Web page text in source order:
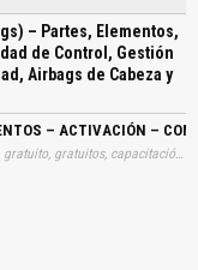
El Airbag Lateral, Asientos
Tipo de Sistemas,
de Control, Sensor de
Panel de Instrumentos,
por Caja Electrónica,
Airbag de Cortina, Sistemas
– Partes, Elementos,
de Control, Gestión
Airbags de Cabeza y
– ACTIVACIÓN –
Tags: manual, manuales, instrucciones, libros, instrucción, gratuito, gratuitos, capacitación, entrenamiento, capacitaciones, información, datos, gratis, descargar, motors, diésels, dísels, diesels, disels, aires, activaciones, unidades, controles, gestiones, electrónicas, electronicas, sensoras, descargas, automotrices